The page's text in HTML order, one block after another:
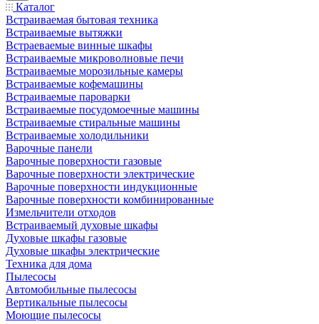
Каталог
Встраиваемая бытовая техника
Встраиваемые вытяжки
Встраеваемые винные шкафы
Встраиваемые микроволновые печи
Встраиваемые морозильные камеры
Встраиваемые кофемашины
Встраиваемые пароварки
Встраиваемые посудомоечные машины
Встраиваемые стиральные машины
Встраиваемые холодильники
Варочные панели
Варочные поверхности газовые
Варочные поверхности электрические
Варочные поверхности индукционные
Варочные поверхности комбинированные
Измельчители отходов
Встраиваемый духовые шкафы
Духовые шкафы газовые
Духовые шкафы электрические
Техника для дома
Пылесосы
Автомобильные пылесосы
Вертикальные пылесосы
Моющие пылесосы